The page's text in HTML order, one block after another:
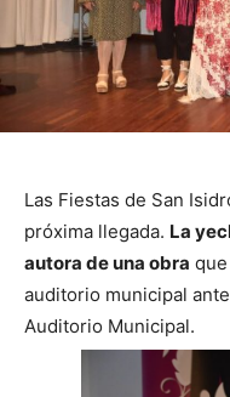
Las Fiestas de San
próxima llegada. La
autora de una obra
auditorio municipal
Auditorio Municipal.